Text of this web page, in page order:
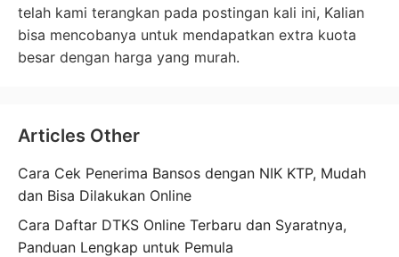
telah kami terangkan pada postingan kali ini, Kalian
bisa mencobanya untuk mendapatkan extra kuota
besar dengan harga yang murah.
Articles Other
Cara Cek Penerima Bansos dengan NIK KTP, Mudah
dan Bisa Dilakukan Online
Cara Daftar DTKS Online Terbaru dan Syaratnya,
Panduan Lengkap untuk Pemula